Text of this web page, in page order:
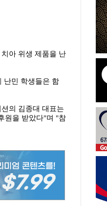
아 위생 제품을 난
난민 학생들은 함
의 김종대 대표는
원을 받았다"며 "참